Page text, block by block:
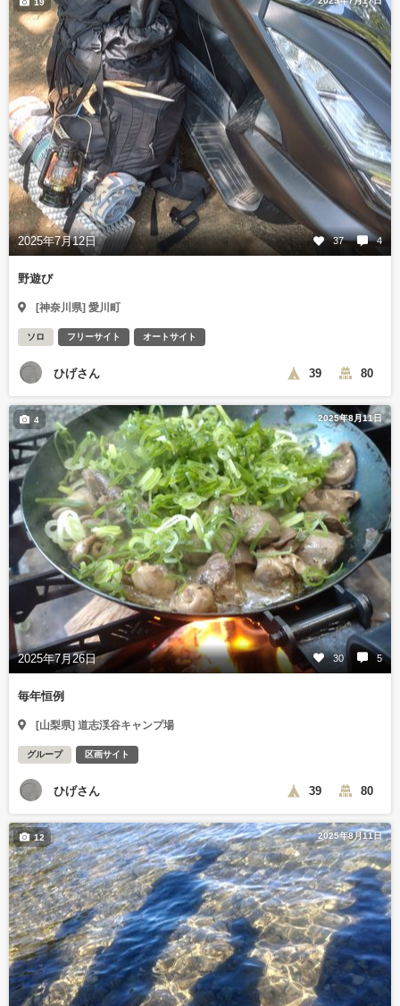
2025年7月12日 37 4
19
野遊び
[神奈川県] 愛川町
ソロ フリーサイト オートサイト
ひげさん 39 80
2025年8月11日
2025年7月26日 30 5
4
毎年恒例
[山梨県] 道志渓谷キャンプ場
グループ 区画サイト
ひげさん 39 80
2025年8月11日
12